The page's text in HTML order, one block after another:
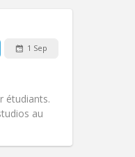
1 Sep
étudiants.
au
calm